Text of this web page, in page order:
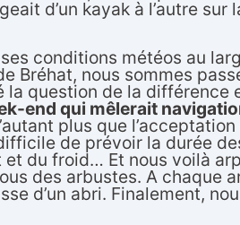
d’un kayak à l’autre
conditions météos au
Bréhat, nous sommes
la question de la
end qui mêlerait
plus que
de prévoir la durée
du froid… Et nous voilà
des arbustes. A chaque
d’un abri. Finalement,